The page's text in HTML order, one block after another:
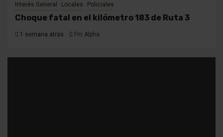
Interés General Locales Policiales
Choque fatal en el kilómetro 183 de Ruta 3
1 semana atrás Fm Alpha